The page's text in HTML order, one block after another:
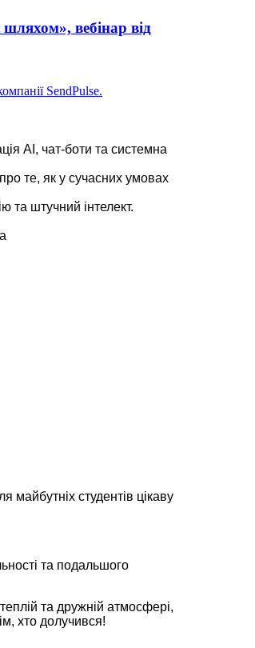
вебінар від
AI, чат-боти та системна
те, як у сучасних умовах
та штучний інтелект.
майбутніх студентів цікаву
та подальшого
та дружній атмосфері,
хто долучився!